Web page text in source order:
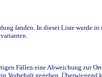
fanden. In dieser Liste wurde
Fällen eine Abweichung zur
gegeben. Überwiegend